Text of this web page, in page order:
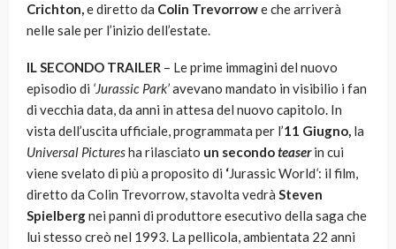
Crichton,e diretto da Colin Trevorrowe che arriverà
nelle sale per l’inizio dell’estate.
IL SECONDO TRAILER – Le prime immagini del nuovo
episodio di ‘Jurassic Park’avevano mandato in visibilio i fan
di vecchia data, da anni in attesa del nuovo capitolo. In
vista dell’uscita ufficiale, programmata per l’11 Giugno, la
Universal Picturesha rilasciato un secondoteaserin cui
viene svelato di più a proposito di ‘Jurassic World‘: il film,
diretto da Colin Trevorrow, stavolta vedrà Steven
Spielbergnei panni di produttore esecutivo della saga che
lui stesso creò nel 1993. La pellicola, ambientata 22 anni